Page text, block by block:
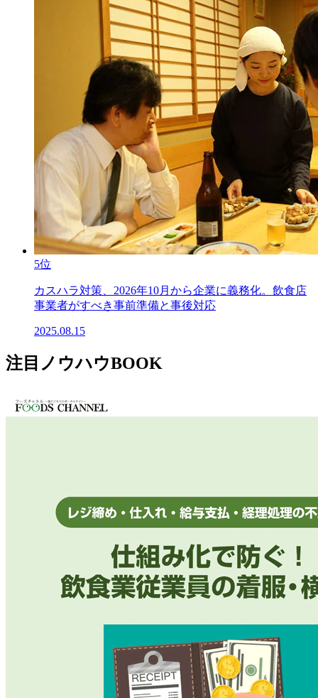
5位
カスハラ対策、2026年10月から企業に義務化。飲食店
事業者がすべき事前準備と事後対応
2025.08.15
注目ノウハウBOOK